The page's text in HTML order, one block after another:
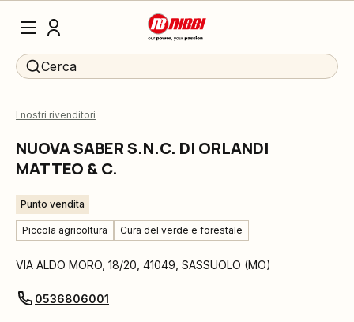
Cerca
I nostri rivenditori
NUOVA SABER S.N.C. DI ORLANDI
MATTEO & C.
Punto vendita
Piccola agricoltura Cura del verde e forestale
VIA ALDO MORO, 18/20 41049 SASSUOLO (MO)
0536806001